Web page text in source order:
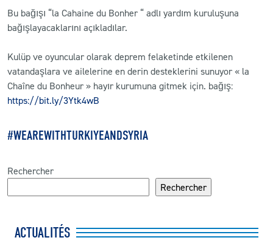
Bu bağışı “la Cahaine du Bonher “ adlı yardım kuruluşuna
bağışlayacaklarını açıkladılar.
Kulüp ve oyuncular olarak deprem felaketinde etkilenen
vatandaşlara ve ailelerine en derin desteklerini sunuyor « la
Chaîne du Bonheur » hayır kurumuna gitmek için. bağış:
https://bit.ly/3Ytk4wB
#WEAREWITHTURKIYEANDSYRIA
Rechercher
Rechercher
ACTUALITÉS